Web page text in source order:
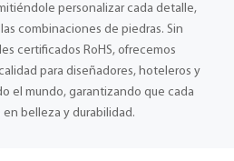
personalizar cada detalle,
combinaciones de piedras. Sin
certificados RoHS, ofrecemos
para diseñadores, hoteleros y
el mundo, garantizando que cada
belleza y durabilidad.